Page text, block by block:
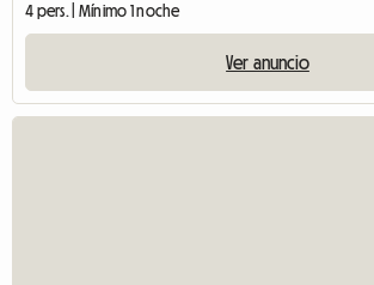
4 pers. | Mínimo 1 noche
Ver anuncio